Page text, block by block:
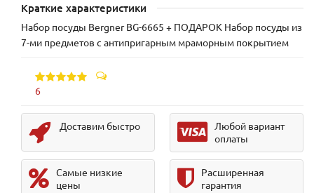
Краткие характеристики
Набор посуды Bergner BG-6665 + ПОДАРОК Набор посуды из
7-ми предметов с антипригарным мраморным покрытием
6
Доставим быстро
Любой вариант
оплаты
Самые низкие
цены
Расширенная
гарантия